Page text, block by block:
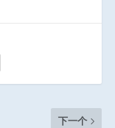
下一个